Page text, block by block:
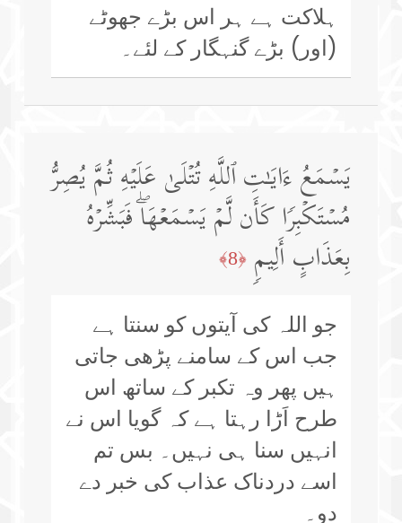
ہلاکت ہے ہر اس بڑے جھوٹے
(اور) بڑے گنہگار کے لئے۔
یَسۡمَعُ ءَایَـٰتِ ٱللَّهِ تُتۡلَىٰ عَلَیۡهِ ثُمَّ یُصِرُّ
مُسۡتَكۡبِرࣰا كَأَن لَّمۡ یَسۡمَعۡهَاۖ فَبَشِّرۡهُ
بِعَذَابٍ أَلِیمࣲ ﴿8﴾
جو اللہ کی آیتوں کو سنتا ہے
جب اس کے سامنے پڑھی جاتی
ہیں پھر وہ تکبر کے ساتھ اس
طرح اَڑا رہتا ہے کہ گویا اس نے
انہیں سنا ہی نہیں۔ بس تم
اسے دردناک عذاب کی خبر دے
دو۔